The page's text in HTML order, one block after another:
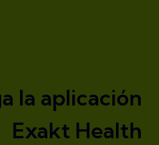
la aplicación
Exakt Health